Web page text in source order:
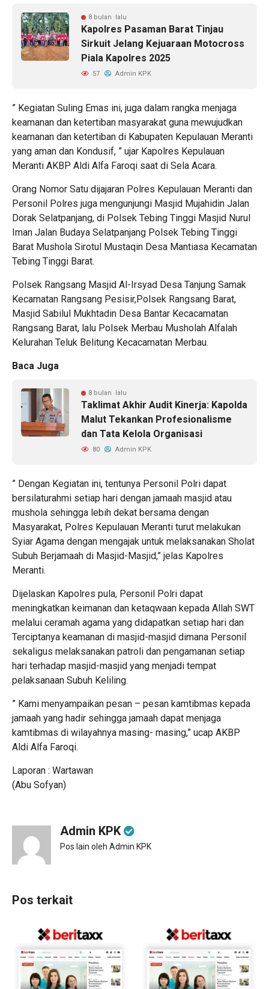
8 bulan lalu
Kapolres Pasaman Barat Tinjau
Sirkuit Jelang Kejuaraan Motocross
Piala Kapolres 2025
57 Admin KPK
” Kegiatan Suling Emas ini, juga dalam rangka menjaga
keamanan dan ketertiban masyarakat guna mewujudkan
keamanan dan ketertiban di Kabupaten Kepulauan Meranti
yang aman dan Kondusif, ” ujar Kapolres Kepulauan
Meranti AKBP Aldi Alfa Faroqi saat di Sela Acara.
Orang Nomor Satu dijajaran Polres Kepulauan Meranti dan
Personil Polres juga mengunjungi Masjid Mujahidin Jalan
Dorak Selatpanjang, di Polsek Tebing Tinggi Masjid Nurul
Iman Jalan Budaya Selatpanjang Polsek Tebing Tinggi
Barat Mushola Sirotul Mustaqin Desa Mantiasa Kecamatan
Tebing Tinggi Barat.
Polsek Rangsang Masjid Al-Irsyad Desa Tanjung Samak
Kecamatan Rangsang Pesisir,Polsek Rangsang Barat,
Masjid Sabilul Mukhtadin Desa Bantar Kecacamatan
Rangsang Barat, lalu Polsek Merbau Musholah Alfalah
Kelurahan Teluk Belitung Kecacamatan Merbau.
Baca Juga
8 bulan lalu
Taklimat Akhir Audit Kinerja: Kapolda
Malut Tekankan Profesionalisme
dan Tata Kelola Organisasi
80 Admin KPK
” Dengan Kegiatan ini, tentunya Personil Polri dapat
bersilaturahmi setiap hari dengan jamaah masjid atau
mushola sehingga lebih dekat bersama dengan
Masyarakat, Polres Kepulauan Meranti turut melakukan
Syiar Agama dengan mengajak untuk melaksanakan Sholat
Subuh Berjamaah di Masjid-Masjid,” jelas Kapolres
Meranti.
Dijelaskan Kapolres pula, Personil Polri dapat
meningkatkan keimanan dan ketaqwaan kepada Allah SWT
melalui ceramah agama yang didapatkan setiap hari dan
Terciptanya keamanan di masjid-masjid dimana Personil
sekaligus melaksanakan patroli dan pengamanan setiap
hari terhadap masjid-masjid yang menjadi tempat
pelaksanaan Subuh Keliling.
” Kami menyampaikan pesan – pesan kamtibmas kepada
jamaah yang hadir sehingga jamaah dapat menjaga
kamtibmas di wilayahnya masing- masing,” ucap AKBP
Aldi Alfa Faroqi.
Laporan : Wartawan
(Abu Sofyan)
Admin KPK
Pos lain oleh Admin KPK
Pos terkait